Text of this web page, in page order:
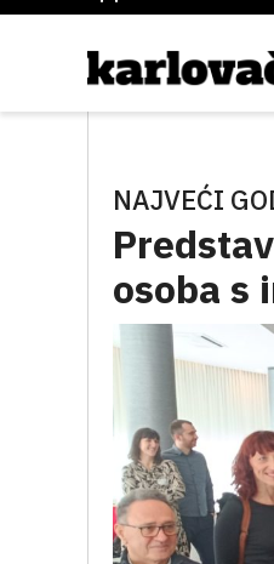
NAJVEĆI
osoba s